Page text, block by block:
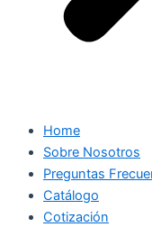
Home
Sobre Nosotros
Preguntas
Catálogo
Cotización